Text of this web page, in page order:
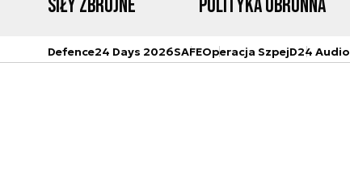
Siły zbrojne Polityka obronna
Defence24 Days 2026SAFEOperacja SzpejD24 Audio